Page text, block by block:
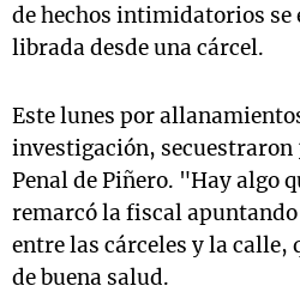
de hechos intimidatorios se
librada desde una cárcel.
Este lunes por
investigación, secuestraron
Penal de Piñero. "Hay algo
remarcó la fiscal
entre las cárceles y la calle,
de buena salud.